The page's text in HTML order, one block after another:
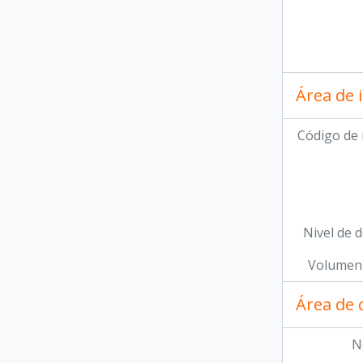
Área de
Código
Nivel de
Área de